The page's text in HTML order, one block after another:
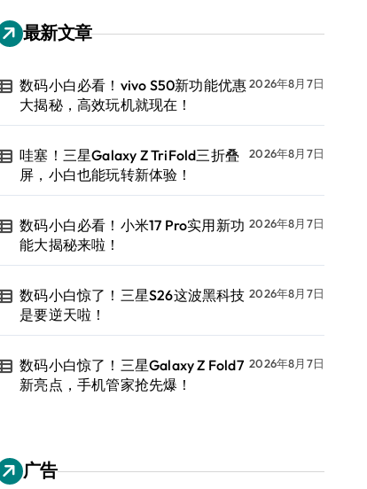
最新文章
数码小白必看！vivo S50新功能优惠
大揭秘，高效玩机就现在！
2026年8月7日
哇塞！三星Galaxy Z TriFold三折叠
屏，小白也能玩转新体验！
2026年8月7日
数码小白必看！小米17 Pro实用新功
能大揭秘来啦！
2026年8月7日
数码小白惊了！三星S26这波黑科技
是要逆天啦！
2026年8月7日
数码小白惊了！三星Galaxy Z Fold7
新亮点，手机管家抢先爆！
2026年8月7日
广告